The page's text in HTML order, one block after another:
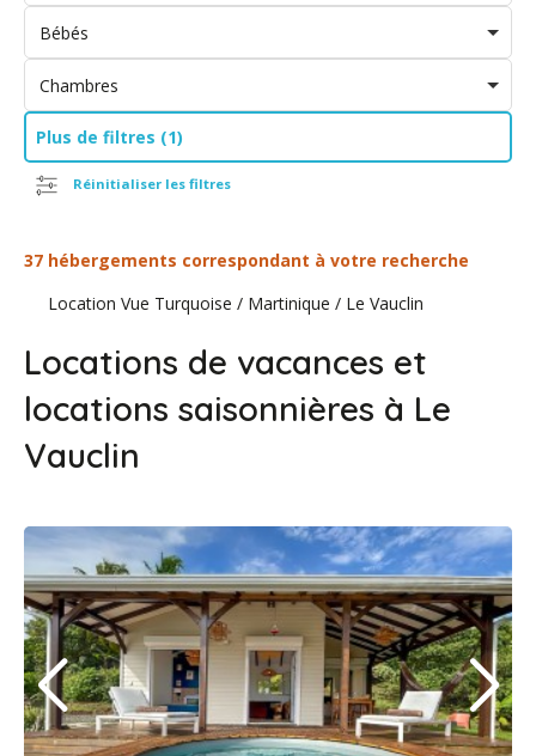
Bébés
Chambres
Plus de filtres (1)
Réinitialiser les filtres
37 hébergements correspondant à votre recherche
Location Vue Turquoise / Martinique / Le Vauclin
Locations de vacances et
locations saisonnières à Le
Vauclin